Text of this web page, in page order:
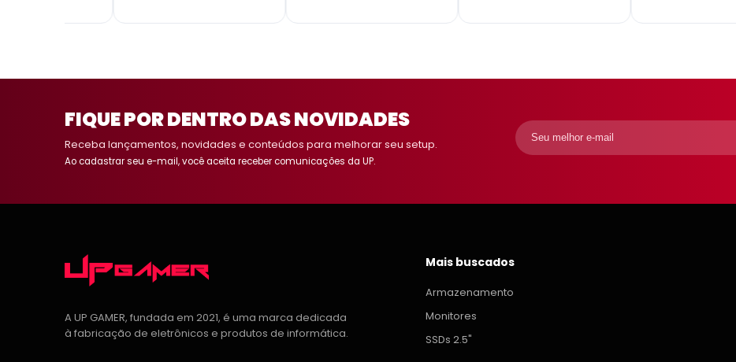
FIQUE POR DENTRO DAS NOVIDADES
Receba lançamentos, novidades e conteúdos para melhorar seu setup.
Ao cadastrar seu e-mail, você aceita receber comunicações da UP.
A UP GAMER, fundada em 2021, é uma marca dedicada
à fabricação de eletrônicos e produtos de informática.
Mais buscados
Armazenamento
Monitores
SSDs 2.5"